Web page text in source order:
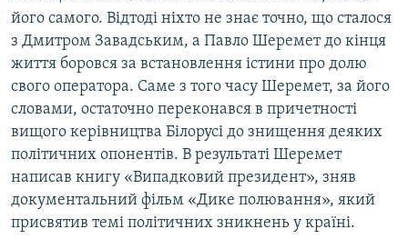
його самого. Відтоді ніхто не знає точно, що сталося
з Дмитром Завадським, а Павло Шеремет до кінця
життя боровся за встановлення істини про долю
свого оператора. Саме з того часу Шеремет, за його
словами, остаточно переконався в причетності
вищого керівництва Білорусі до знищення деяких
політичних опонентів. В результаті Шеремет
написав книгу «Випадковий президент», зняв
документальний фільм «Дике полювання», який
присвятив темі політичних зникнень у країні.